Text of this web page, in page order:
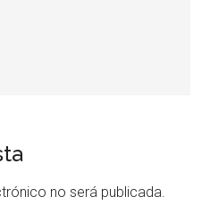
no será publicada.